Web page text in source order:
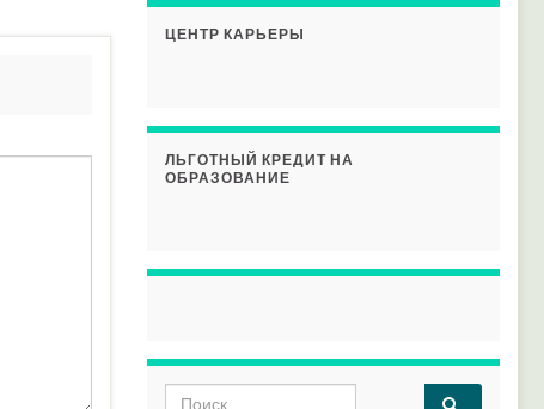
ЦЕНТР КАРЬЕРЫ
ЛЬГОТНЫЙ КРЕДИТ НА
ОБРАЗОВАНИЕ
Search for: